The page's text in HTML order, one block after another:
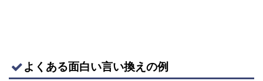
よくある面白い言い換えの例